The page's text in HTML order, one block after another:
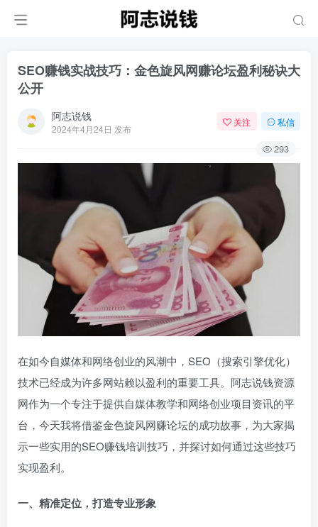
SEO赚钱实战技巧：金色旋风网赚论坛盈利秘诀大
公开
阿志说钱
2024年4月24日 发布
关注 私信
293
在如今自媒体和网络创业的风潮中，SEO（搜索引擎优化）
技术已经成为许多网站赖以盈利的重要工具。阿志说钱资源
网作为一个专注于提供自媒体教学和网络创业项目资讯的平
台，今天我将借鉴金色旋风网赚论坛的成功故事，为大家揭
示一些实用的SEO赚钱培训技巧，并探讨如何通过这些技巧
实现盈利。
一、精准定位，打造专业形象